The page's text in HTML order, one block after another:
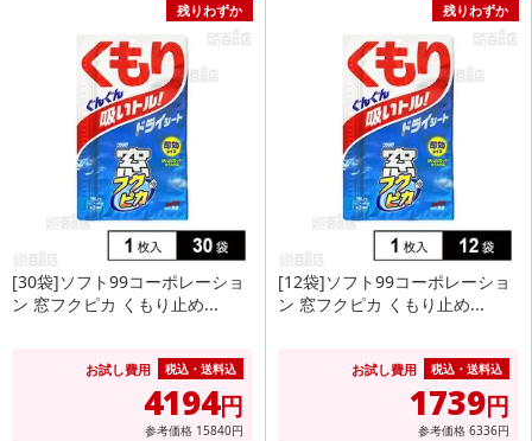
残りわずか
[30袋]ソフト99コーポレーショ
ン 窓フクピカ くもり止め...
お試し費用 税込・送料込
4194円
参考価格 15840円
残りわずか
[12袋]ソフト99コーポレーショ
ン 窓フクピカ くもり止め...
お試し費用 税込・送料込
1739円
参考価格 6336円